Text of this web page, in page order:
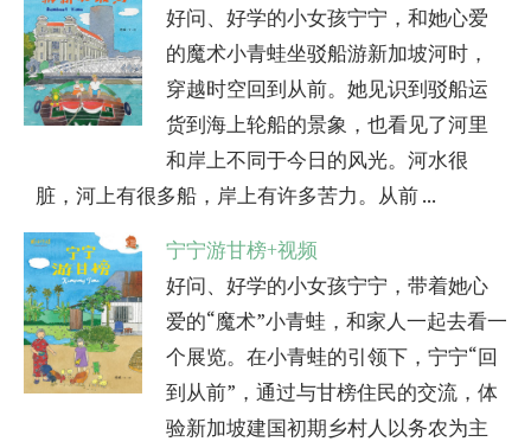
好问、好学的小女孩宁宁，和她心爱
的魔术小青蛙坐驳船游新加坡河时，
穿越时空回到从前。她见识到驳船运
货到海上轮船的景象，也看见了河里
和岸上不同于今日的风光。河水很
脏，河上有很多船，岸上有许多苦力。从前 ...
宁宁游甘榜+视频
好问、好学的小女孩宁宁，带着她心
爱的“魔术”小青蛙，和家人一起去看一
个展览。在小青蛙的引领下，宁宁“回
到从前”，通过与甘榜住民的交流，体
验新加坡建国初期乡村人以务农为主